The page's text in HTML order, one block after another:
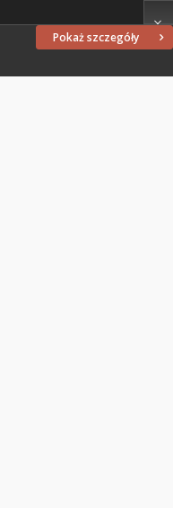
Pokaż szczegóły